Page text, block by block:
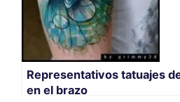
Representativos tatuajes
en el brazo